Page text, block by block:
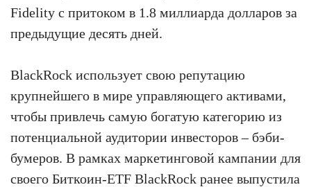
Fidelity с притоком в 1.8 миллиарда долларов за
предыдущие десять дней.
BlackRock использует свою репутацию
крупнейшего в мире управляющего активами,
чтобы привлечь самую богатую категорию из
потенциальной аудитории инвесторов – бэби-
бумеров. В рамках маркетинговой кампании для
своего Биткоин-ETF BlackRock ранее выпустила